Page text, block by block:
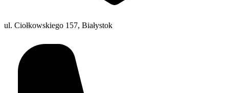
ul. Ciołkowskiego 157, Białystok